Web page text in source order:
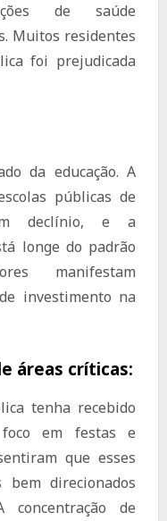
de saúde
Muitos residentes
foi prejudicada
da educação. A
públicas de
declínio, e a
longe do padrão
manifestam
investimento na
áreas críticas:
tenha recebido
em festas e
que esses
direcionados
concentração de